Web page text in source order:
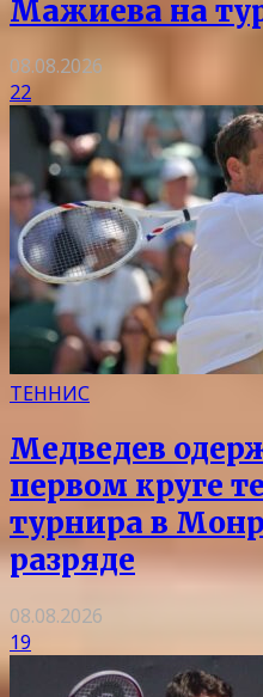
Мажиева на
08.08.2026
22
ТЕННИС
Медведев
первом круге
турнира в
разряде
08.08.2026
19